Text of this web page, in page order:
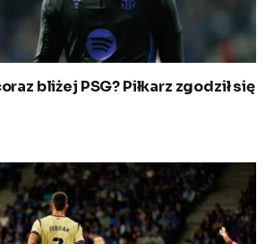
bliżej PSG? Piłkarz zgodził się